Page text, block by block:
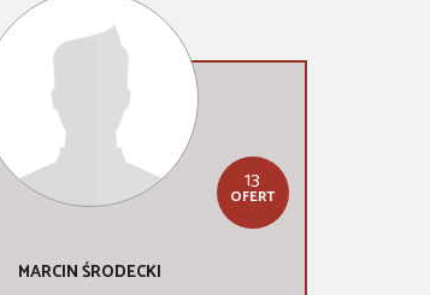
13
OFERT
MARCINŚRODECKI